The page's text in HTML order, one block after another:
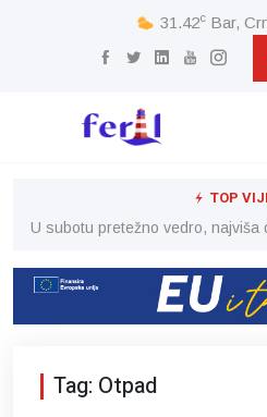
31.42c Bar,
TOP
U subotu pretežno vedro, najviša
Tag: Otpad